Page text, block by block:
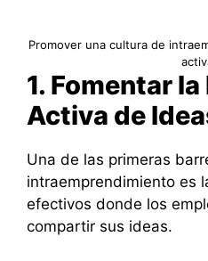
Promover una cultura de
1. Fomentar
Activa de
Una de las primeras
intraemprendimiento es
efectivos donde los
compartir sus ideas.